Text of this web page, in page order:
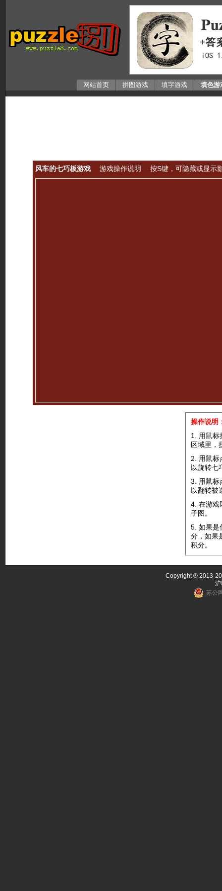
网站首页 拼图游戏 填字游戏 填色游
风车的七巧板游戏 游戏操作说明 按S键，可隐藏或显示
操作说明
1. 用鼠标
区域里，
2. 用鼠标
以旋转七
3. 用鼠标
以翻转被
4. 在游戏
子图。
5. 如果是
分，如果
积分。
Copyright ® 2013-
苏公